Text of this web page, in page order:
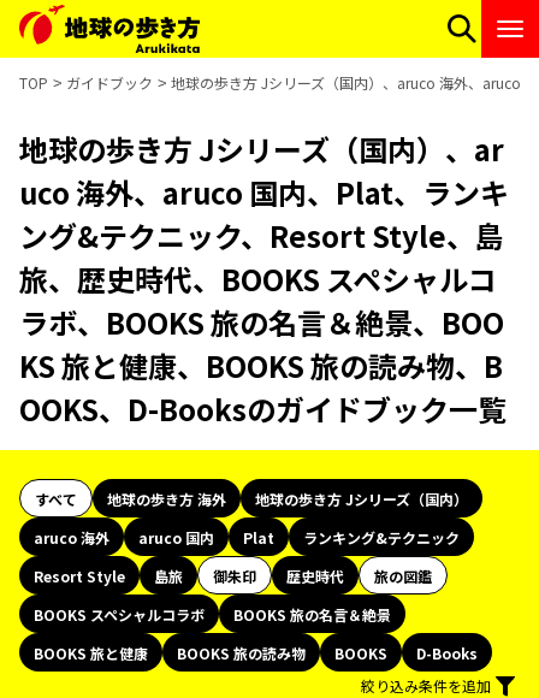
TOP ガイドブック 地球の歩き方 Jシリーズ（国内）、aruco 海外、aruco
地球の歩き方 Jシリーズ（国内）、ar
uco 海外、aruco 国内、Plat、ランキ
ング&テクニック、Resort Style、島
旅、歴史時代、BOOKS スペシャルコ
ラボ、BOOKS 旅の名言＆絶景、BOO
KS 旅と健康、BOOKS 旅の読み物、B
OOKS、D-Booksのガイドブック一覧
すべて 地球の歩き方 海外
地球の歩き方 Jシリーズ（国内）
aruco 海外
aruco 国内 Plat
ランキング&テクニック
Resort Style
島旅 御朱印 歴史時代
旅の図鑑
BOOKS スペシャルコラボ
BOOKS 旅の名言＆絶景
BOOKS 旅と健康
BOOKS 旅の読み物 BOOKS
D-Books
絞り込み条件を追加